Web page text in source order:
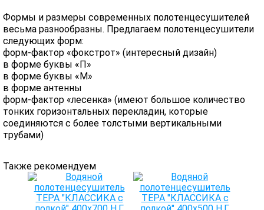
Формы и размеры современных полотенцесушителей
весьма разнообразны. Предлагаем полотенцесушители
следующих форм:
форм-фактор «фокстрот» (интересный дизайн)
в форме буквы «П»
в форме буквы «М»
в форме антенны
форм-фактор «лесенка» (имеют большое количество
тонких горизонтальных перекладин, которые
соединяются с более толстыми вертикальными
трубами)
Также рекомендуем